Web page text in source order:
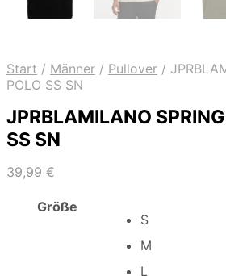
Start / Männer / Pullover /
POLO SS SN
JPRBLAMILANO
SS SN
39,99 €
Größe
S
M
L